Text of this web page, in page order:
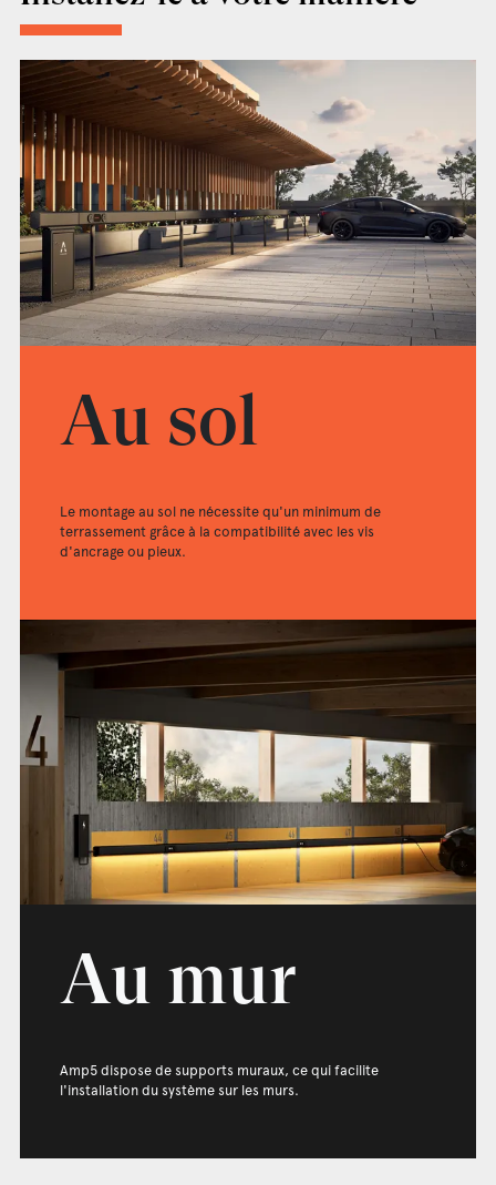
Au sol
Le montage au sol ne nécessite qu'un minimum de
terrassement grâce à la compatibilité avec les vis
d'ancrage ou pieux.
Au mur
Amp5 dispose de supports muraux, ce qui facilite
l'installation du système sur les murs.